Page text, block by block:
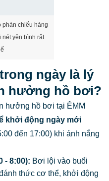
phản chiếu hàng
nét yên bình rất
ngày là lý
hưởng hồ bơi?
hưởng hồ bơi tại ÊMM
khởi động ngày mới
đến 17:00) khi ánh nắng
- 8:00): Bơi lội vào buổi
thức cơ thể, khởi động